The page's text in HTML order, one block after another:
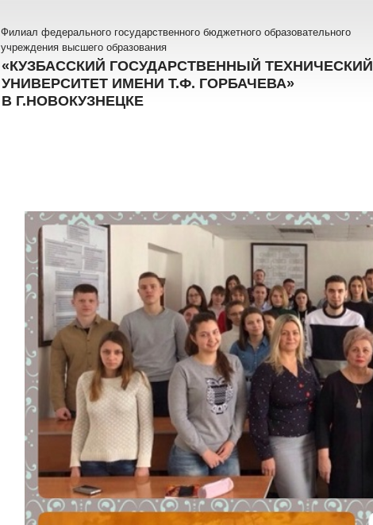
Филиал федерального государственного бюджетного образовательного
учреждения высшего образования
«КУЗБАССКИЙ ГОСУДАРСТВЕННЫЙ ТЕХНИЧЕСКИЙ
УНИВЕРСИТЕТ ИМЕНИ Т.Ф. ГОРБАЧЕВА»
В Г.НОВОКУЗНЕЦКЕ